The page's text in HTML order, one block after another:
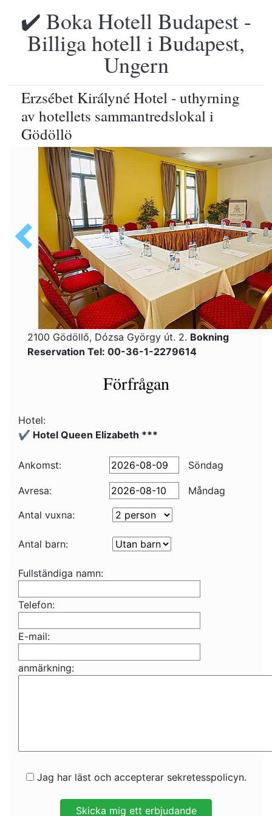
✔️ Boka Hotell Budapest -
Billiga hotell i Budapest,
Ungern
Erzsébet Királyné Hotel - uthyrning
av hotellets sammantredslokal i
Gödöllö
2100 Gödöllő, Dózsa György út. 2. Bokning
Reservation Tel: 00-36-1-2279614
Förfrågan
Hotel:
✔️ Hotel Queen Elizabeth ***
Ankomst: Söndag
Avresa:
Måndag
Antal vuxna:
Antal barn:
Fullständiga namn:
Telefon:
E-mail:
anmärkning:
Jag har läst och accepterar sekretesspolicyn.